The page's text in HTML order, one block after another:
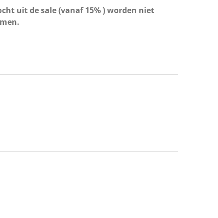
uit de sale (vanaf 15% ) worden niet